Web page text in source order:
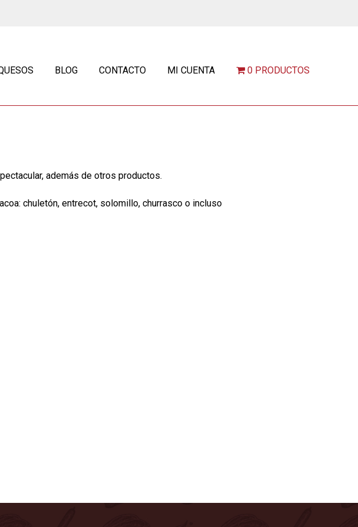
BLOG CONTACTO MI CUENTA 0 PRODUCTOS
además de otros productos.
chuletón, entrecot, solomillo, churrasco o incluso